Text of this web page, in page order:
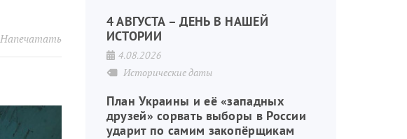
Напечатать
4 АВГУСТА – ДЕНЬ В НАШЕЙ
ИСТОРИИ
4.08.2026
Исторические даты
План Украины и её «западных
друзей» сорвать выборы в России
ударит по самим закопёрщикам